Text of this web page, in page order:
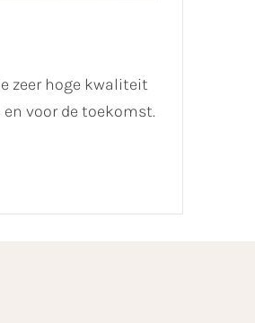
zeer hoge kwaliteit
voor de toekomst.